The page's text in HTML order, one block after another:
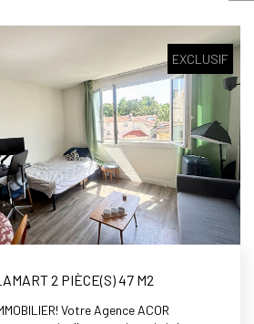
EXCLUSIF
2 PIÈCE(S) 47 M2
Votre Agence ACOR